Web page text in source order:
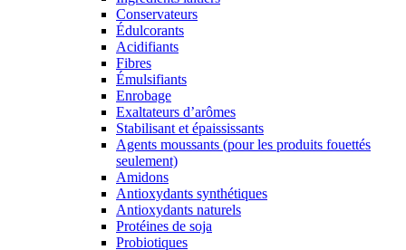
Conservateurs
Édulcorants
Acidifiants
Fibres
Émulsifiants
Enrobage
Exaltateurs d’arômes
Stabilisant et épaississants
Agents moussants (pour les produits fouettés
seulement)
Amidons
Antioxydants synthétiques
Antioxydants naturels
Protéines de soja
Probiotiques